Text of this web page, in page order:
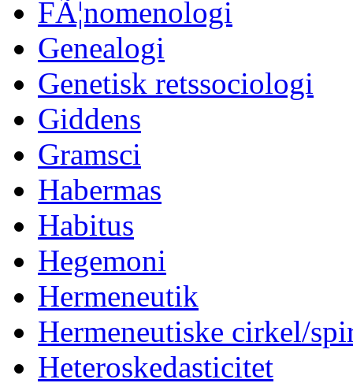
FÃ¦nomenologi
Genealogi
Genetisk retssociologi
Giddens
Gramsci
Habermas
Habitus
Hegemoni
Hermeneutik
Hermeneutiske cirkel/
Heteroskedasticitet